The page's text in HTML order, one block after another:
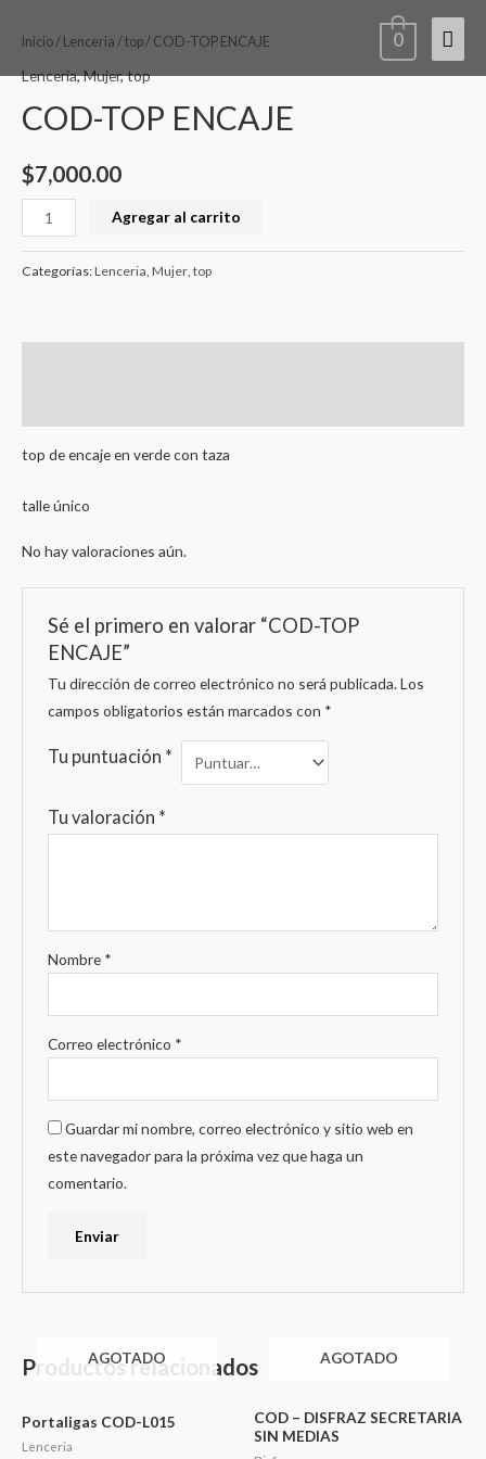
contenido
0
Inicio/ Lenceria /top/ COD-TOP ENCAJE
Lenceria,Mujer,top
COD-TOP ENCAJE
$7,000.00
TOP
ENCAJE
Agregar al carrito
Categorías:Lenceria Mujer top
top de encaje en verde con taza
talle único
No hay valoraciones aún.
Sé el primero en valorar “COD-TOP
ENCAJE”
Tu dirección de correo electrónico no será publicada. Los
campos obligatorios están marcados con *
Tu puntuación *
Tu valoración *
Nombre *
Correo electrónico *
Guardar mi nombre, correo electrónico y sitio web en
este navegador para la próxima vez que haga un
comentario.
Productos relacionados
AGOTADO
Portaligas COD-L015
Lenceria
AGOTADO
COD – DISFRAZ SECRETARIA
SIN MEDIAS